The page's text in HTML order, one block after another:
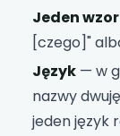
Jeden
[czego]"
Język — w
nazwy
jeden język